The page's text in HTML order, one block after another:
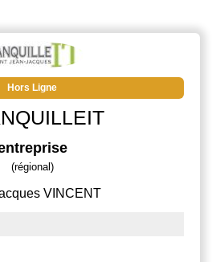
Play Store !
Hors Ligne
(régional)
VINCENT